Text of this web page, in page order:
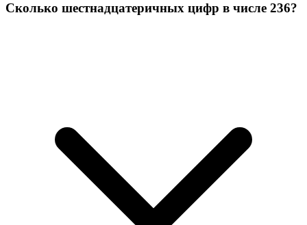
Сколько шестнадцатеричных цифр в числе 236?